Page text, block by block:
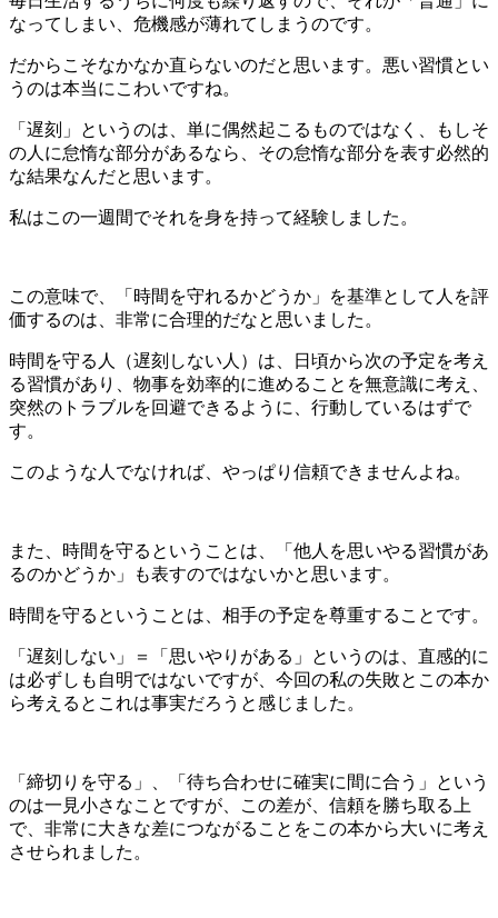
なってしまい、危機感が薄れてしまうのです。
だからこそなかなか直らないのだと思います。悪い習慣とい
うのは本当にこわいですね。
「遅刻」というのは、単に偶然起こるものではなく、もしそ
の人に怠惰な部分があるなら、その怠惰な部分を表す必然的
な結果なんだと思います。
私はこの一週間でそれを身を持って経験しました。
この意味で、「時間を守れるかどうか」を基準として人を評
価するのは、非常に合理的だなと思いました。
時間を守る人（遅刻しない人）は、日頃から次の予定を考え
る習慣があり、物事を効率的に進めることを無意識に考え、
突然のトラブルを回避できるように、行動しているはずで
す。
このような人でなければ、やっぱり信頼できませんよね。
また、時間を守るということは、「他人を思いやる習慣があ
るのかどうか」も表すのではないかと思います。
時間を守るということは、相手の予定を尊重することです。
「遅刻しない」＝「思いやりがある」というのは、直感的に
は必ずしも自明ではないですが、今回の私の失敗とこの本か
ら考えるとこれは事実だろうと感じました。
「締切りを守る」、「待ち合わせに確実に間に合う」という
のは一見小さなことですが、この差が、信頼を勝ち取る上
で、非常に大きな差につながることをこの本から大いに考え
させられました。